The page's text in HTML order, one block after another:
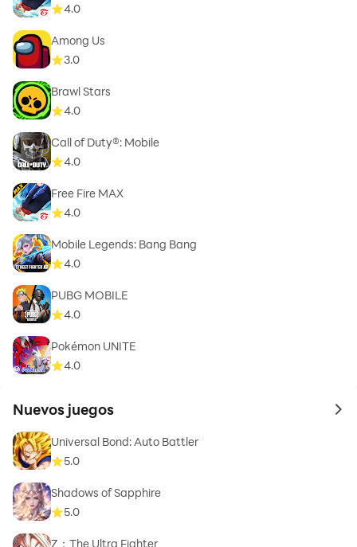
4.0
Among Us
3.0
Brawl Stars
4.0
Call of Duty®: Mobile
4.0
Free Fire MAX
4.0
Mobile Legends: Bang Bang
4.0
PUBG MOBILE
4.0
Pokémon UNITE
4.0
Nuevos juegos to
Universal Bond: Auto Battler
5.0
Shadows of Sapphire
5.0
Z：The Ultra Fighter